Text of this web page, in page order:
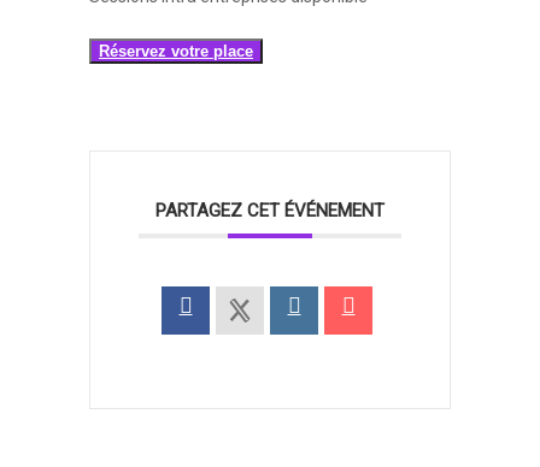
Réservez votre place
PARTAGEZ CET ÉVÉNEMENT